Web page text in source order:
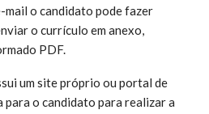
o candidato pode fazer
o currículo em anexo,
PDF.
um site próprio ou portal de
o candidato para realizar a